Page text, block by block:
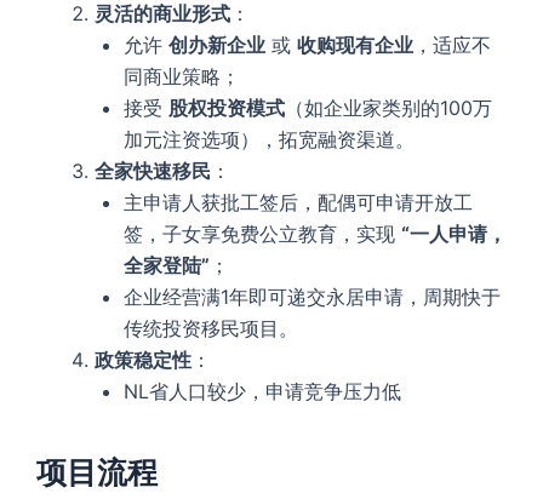
灵活的商业形式 ：
允许 创办新企业 或 收购现有企业 ，适应不
同商业策略；
接受 股权投资模式 （如企业家类别的100万
加元注资选项），拓宽融资渠道。
全家快速移民 ：
主申请人获批工签后，配偶可申请开放工
签，子女享免费公立教育，实现 “一人申请，
全家登陆” ；
企业经营满1年即可递交永居申请，周期快于
传统投资移民项目。
政策稳定性 ：
NL省人口较少，申请竞争压力低
项目流程